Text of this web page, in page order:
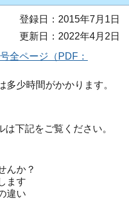
登録日：2015年7月1日
更新日：2022年4月2日
全ページ（PDF：
少時間がかかります。
下記をご覧ください。
んか？
ます
違い